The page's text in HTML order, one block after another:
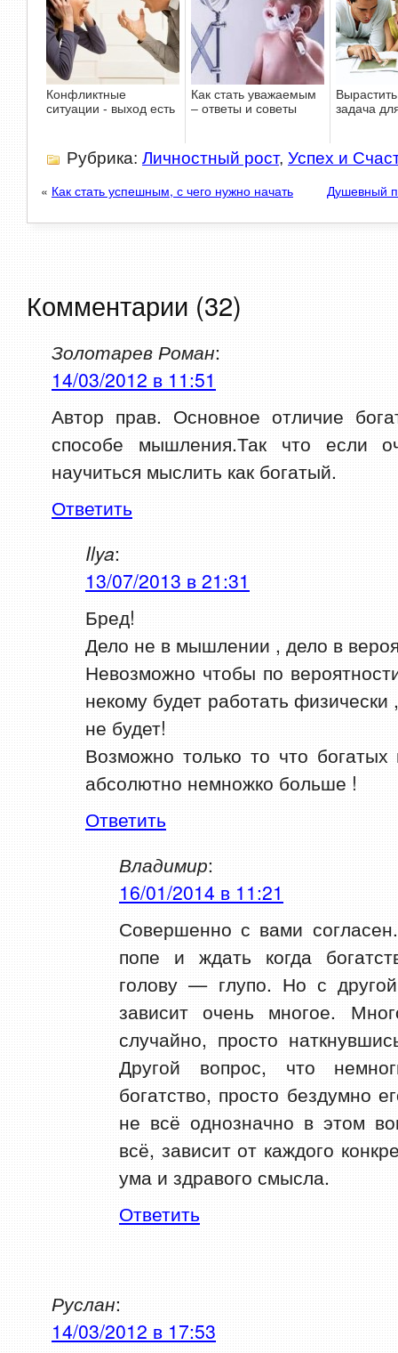
Конфликтные
ситуации - выход есть
Как стать уважаемым
– ответы и советы
задача
Рубрика: Личностный рост, Успех и
« Как стать успешным, с чего нужно начать Душевный
Комментарии (32)
Золотарев Роман:
14/03/2012 в 11:51
Автор прав. Основное отличие
способе мышления.Так что если
научиться мыслить как богатый.
Ответить
Ilya:
13/07/2013 в 21:31
Бред!
Дело не в мышлении , дело в
Невозможно чтобы по
некому будет работать физически
не будет!
Возможно только то что
абсолютно немножко больше !
Ответить
Владимир:
16/01/2014 в 11:21
Совершенно с вами
попе и ждать когда
голову — глупо. Но с
зависит очень многое.
случайно, просто
Другой вопрос, что
богатство, просто бездумно
не всё однозначно в этом
всё, зависит от каждого
ума и здравого смысла.
Ответить
Руслан:
14/03/2012 в 17:53